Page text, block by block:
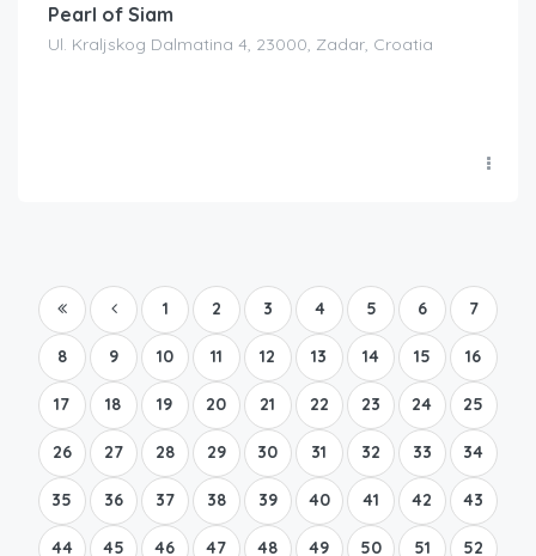
Pearl of Siam
Ul. Kraljskog Dalmatina 4, 23000, Zadar, Croatia
1 2 3 4 5 6 7
8 9 10 11 12 13 14 15 16
17 18 19 20 21 22 23 24 25
26 27 28 29 30 31 32 33 34
35 36 37 38 39 40 41 42 43
44 45 46 47 48 49 50 51 52